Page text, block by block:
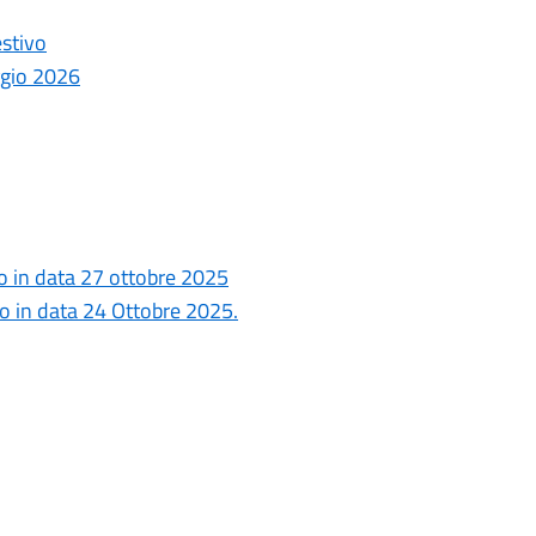
2026
in data 27 ottobre 2025
in data 24 Ottobre 2025.